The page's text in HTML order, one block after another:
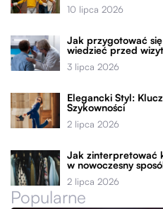
10 lipca 2026
Jak przygotować
wiedzieć przed
3 lipca 2026
Elegancki Styl:
Szykowności
2 lipca 2026
Jak zinterpretować
w nowoczesny
2 lipca 2026
Popularne